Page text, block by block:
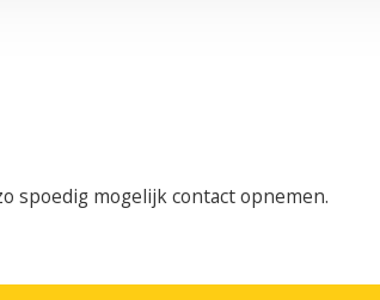
spoedig mogelijk contact opnemen.